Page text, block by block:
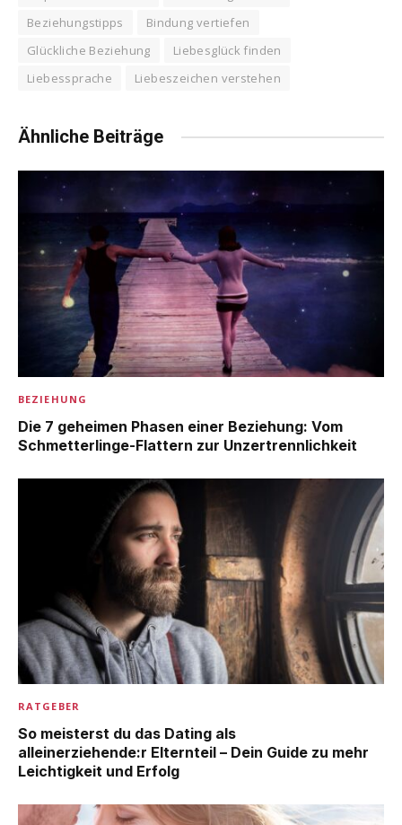
Beziehungstipps
Bindung vertiefen
Glückliche Beziehung
Liebesglück finden
Liebessprache
Liebeszeichen verstehen
Ähnliche Beiträge
BEZIEHUNG
Die 7 geheimen Phasen einer Beziehung: Vom
Schmetterlinge-Flattern zur Unzertrennlichkeit
RATGEBER
So meisterst du das Dating als
alleinerziehende:r Elternteil – Dein Guide zu mehr
Leichtigkeit und Erfolg